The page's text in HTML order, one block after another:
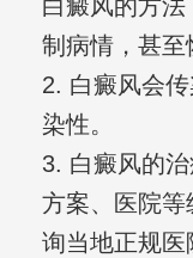
白癜风的方
制病情，甚至
2. 白癜风会
染性。
3. 白癜风的
方案、医院
询当地正规医